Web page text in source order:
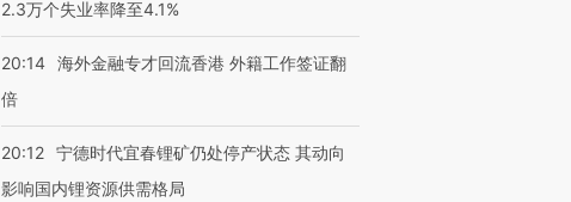
2.3万个失业率降至4.1%
20:14 海外金融专才回流香港 外籍工作签证翻
倍
20:12 宁德时代宜春锂矿仍处停产状态 其动向
影响国内锂资源供需格局